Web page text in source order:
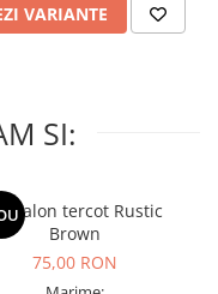
VARIANTE
SI:
tercot Rustic
Brown
75,00 RON